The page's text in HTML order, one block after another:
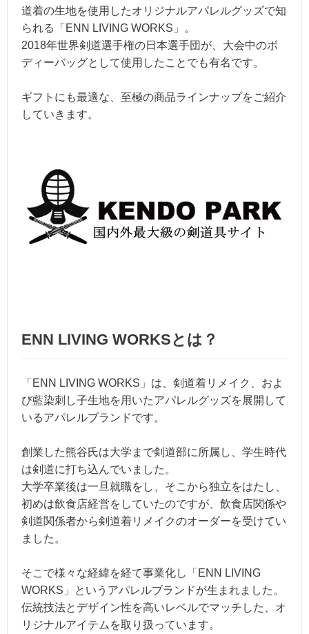
道着の生地を使用したオリジナルアパレルグッズで知
られる「ENN LIVING WORKS」。
2018年世界剣道選手権の日本選手団が、大会中のボ
ディーバッグとして使用したことでも有名です。
ギフトにも最適な、至極の商品ラインナップをご紹介
していきます。
ENN LIVING WORKSとは？
「ENN LIVING WORKS」は、剣道着リメイク、およ
び藍染刺し子生地を用いたアパレルグッズを展開して
いるアパレルブランドです。
創業した熊谷氏は大学まで剣道部に所属し、学生時代
は剣道に打ち込んでいました。
大学卒業後は一旦就職をし、そこから独立をはたし、
初めは飲食店経営をしていたのですが、飲食店関係や
剣道関係者から剣道着リメイクのオーダーを受けてい
ました。
そこで様々な経緯を経て事業化し「ENN LIVING
WORKS」というアパレルブランドが生まれました。
伝統技法とデザイン性を高いレベルでマッチした、オ
リジナルアイテムを取り扱っています。